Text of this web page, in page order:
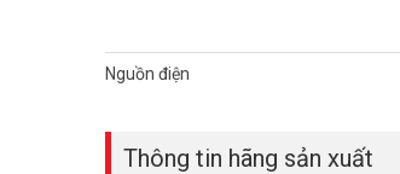
Nguồn điện
Thông tin hãng sản xuất